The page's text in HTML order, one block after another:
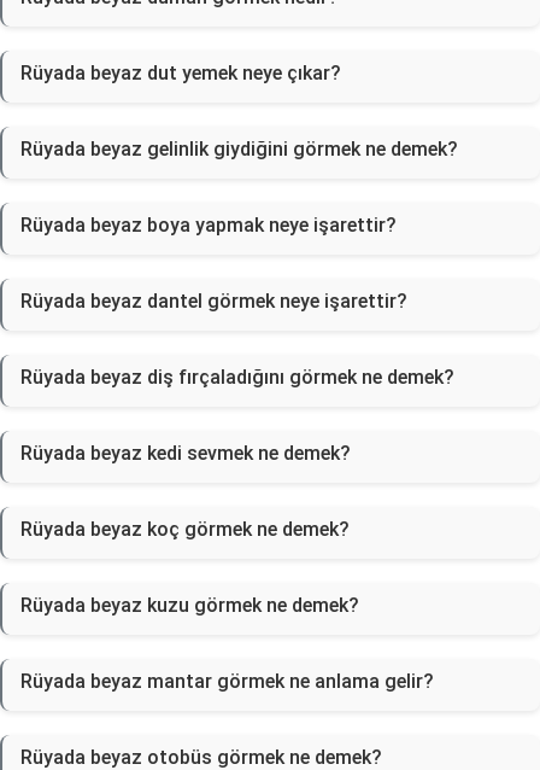
Rüyada beyaz dut yemek neye çıkar?
Rüyada beyaz gelinlik giydiğini görmek ne demek?
Rüyada beyaz boya yapmak neye işarettir?
Rüyada beyaz dantel görmek neye işarettir?
Rüyada beyaz diş fırçaladığını görmek ne demek?
Rüyada beyaz kedi sevmek ne demek?
Rüyada beyaz koç görmek ne demek?
Rüyada beyaz kuzu görmek ne demek?
Rüyada beyaz mantar görmek ne anlama gelir?
Rüyada beyaz otobüs görmek ne demek?